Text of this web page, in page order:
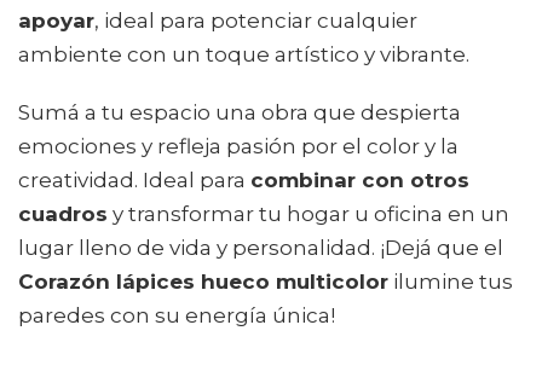
apoyar, ideal para potenciar cualquier
ambiente con un toque artístico y vibrante.
Sumá a tu espacio una obra que despierta
emociones y refleja pasión por el color y la
creatividad. Ideal para combinar con otros
cuadros y transformar tu hogar u oficina en un
lugar lleno de vida y personalidad. ¡Dejá que el
Corazón lápices hueco multicolor ilumine tus
paredes con su energía única!